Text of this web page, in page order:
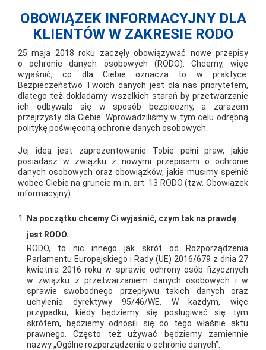
III SPARTAKIADA RODZINNA Z INTERIOR
CENTRUM
23 września 2007 r. firma Interior Centrum wraz z Mareckim
Stowarzyszeniem Gospodarczym zorganizowała na miejskim
stadionie MTS Marcovia (w Markach) III Spartakiadę Rodzinną.
Głównym punktem programu były oczywiście konkurencje
sportowe dla najmłodszych, jak i zespołów rodzinnych, które
to walczyły o tytuł "Sportowej Rodziny Roku" z atrakcyjną
nagrodą - kamerą cyfrową. Skoki wzwyż, rzut piłką lekarską lub
do kosza, bieg na 40 m, 60 m, 100 m, bieg bierki, chodzenie na
szczudłach, slalom w workach, to tylko nieliczne
zorganizowany został pokaz psiej tresury, straży pożarnej,
pierwszej pomocy oraz skuteczności pasów bezpieczeństwa.
Podczas trwania całej imprezy na stadionie był umieszczony
ambulans do oddawania krwi. O część artystyczna zadbał DJ
Buli, były również pokazy tańca nowoczesnego, koncert
muzyczny pod hasłem Przeboje 40-lecia, recital Wojciecha
Gąssowskiego oraz pokaz prady Młodzieżowej Orkiestry
Dętej. Najmłodsi przez cały czas trwania festynu oprócz
OBOWIĄZEK INFORMACYJNY DLA
KLIENTÓW W ZAKRESIE RODO
25 maja 2018 roku zaczęły obowiązywać nowe przepisy
o ochronie danych osobowych (RODO). Chcemy, więc
wyjaśnić, co dla Ciebie oznacza to w praktyce.
Bezpieczeństwo Twoich danych jest dla nas priorytetem,
dlatego też dokładamy wszelkich starań by przetwarzanie
ich odbywało się w sposób bezpieczny, a zarazem
przejrzysty dla Ciebie. Wprowadziliśmy w tym celu odrębną
politykę poświęconą ochronie danych osobowych.
Jej ideą jest zaprezentowanie Tobie pełni praw, jakie
posiadasz w związku z nowymi przepisami o ochronie
danych osobowych oraz obowiązków, jakie musimy spełnić
wobec Ciebie na gruncie m.in. art. 13 RODO (tzw. Obowiązek
informacyjny).
Na początku chcemy Ci wyjaśnić, czym tak na prawdę
jest RODO.
RODO, to nic innego jak skrót od Rozporządzenia
Parlamentu Europejskiego i Rady (UE) 2016/679 z dnia 27
kwietnia 2016 roku w sprawie ochrony osób fizycznych
w związku z przetwarzaniem danych osobowych i w
sprawie swobodnego przepływu takich danych oraz
uchylenia dyrektywy 95/46/WE. W każdym, więc
przypadku, kiedy będziemy się posługiwać się tym
skrótem, będziemy odnosili się do tego właśnie aktu
prawnego. Często też używać będziemy zamiennie
nazwy „Ogólne rozporządzenie o ochronie danych”.